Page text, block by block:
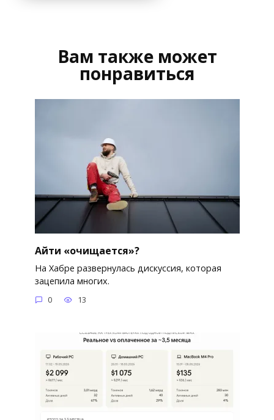
Вам также может
понравиться
Айти «очищается»?
На Хабре развернулась дискуссия, которая
зацепила многих.
0 13